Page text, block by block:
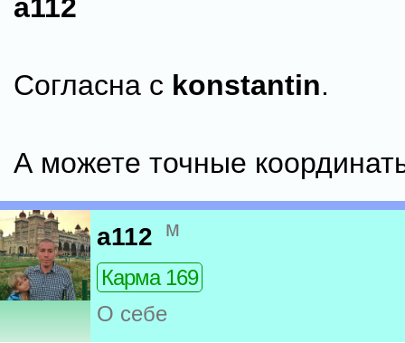
a112
Согласна с konstantin.
А можете точные
a112 м
Карма 169
О себе